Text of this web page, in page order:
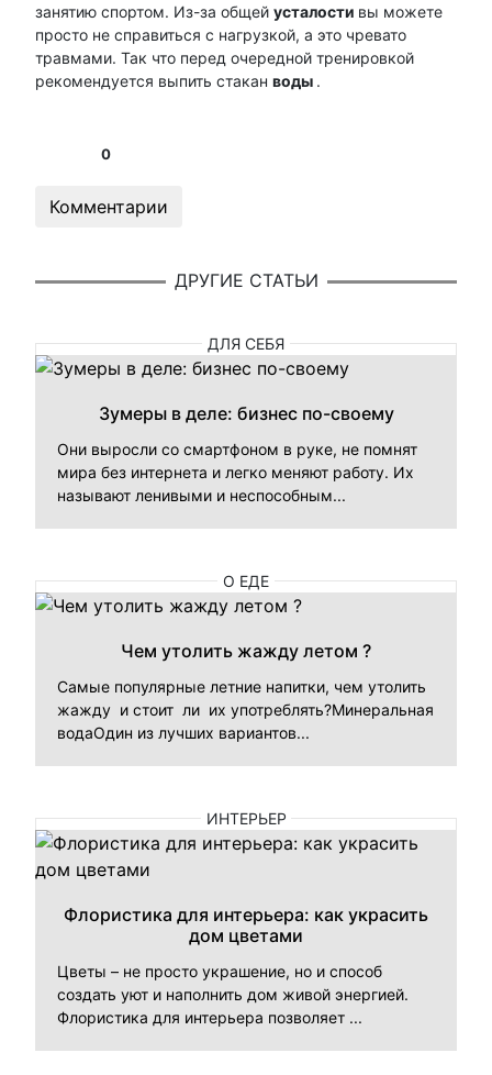
занятию спортом. Из-за общей усталости вы можете
просто не справиться с нагрузкой, а это чревато
травмами. Так что перед очередной тренировкой
рекомендуется выпить стакан воды .
0
Комментарии
ДРУГИЕ СТАТЬИ
ДЛЯ СЕБЯ
Зумеры в деле: бизнес по-своему
Они выросли со смартфоном в руке, не помнят
мира без интернета и легко меняют работу. Их
называют ленивыми и неспособным...
О ЕДЕ
Чем утолить жажду летом ?
Самые популярные летние напитки, чем утолить
жажду и стоит ли их употреблять?Минеральная
водаОдин из лучших вариантов...
ИНТЕРЬЕР
Флористика для интерьера: как украсить
дом цветами
Цветы – не просто украшение, но и способ
создать уют и наполнить дом живой энергией.
Флористика для интерьера позволяет ...